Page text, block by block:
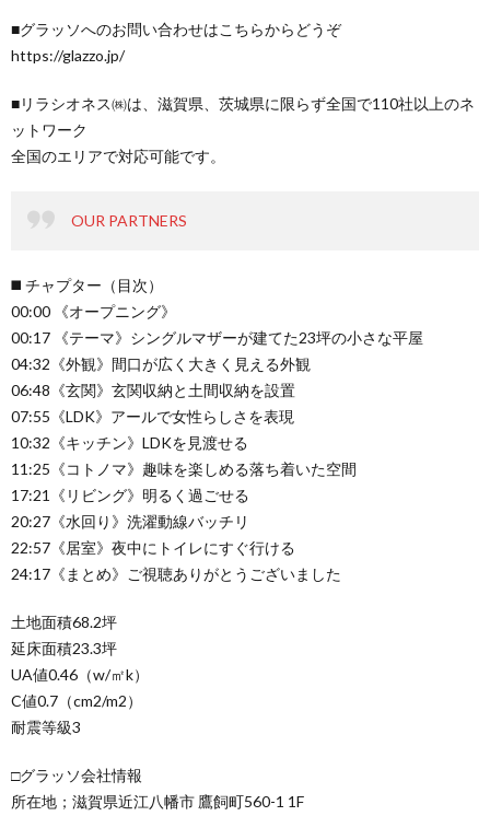
■グラッソへのお問い合わせはこちらからどうぞ
https://glazzo.jp/
■リラシオネス㈱は、滋賀県、茨城県に限らず全国で110社以上のネ
ットワーク
全国のエリアで対応可能です。
OUR PARTNERS
◼️ チャプター（目次）
00:00 《オープニング》
00:17 《テーマ》シングルマザーが建てた23坪の小さな平屋
04:32《外観》間口が広く大きく見える外観
06:48《玄関》玄関収納と土間収納を設置
07:55《LDK》アールで女性らしさを表現
10:32《キッチン》LDKを見渡せる
11:25《コトノマ》趣味を楽しめる落ち着いた空間
17:21《リビング》明るく過ごせる
20:27《水回り》洗濯動線バッチリ
22:57《居室》夜中にトイレにすぐ行ける
24:17《まとめ》ご視聴ありがとうございました
土地面積68.2坪
延床面積23.3坪
UA値0.46（w/㎡k）
C値0.7（cm2/m2）
耐震等級3
□グラッソ会社情報
所在地；滋賀県近江八幡市 鷹飼町560-1 1F